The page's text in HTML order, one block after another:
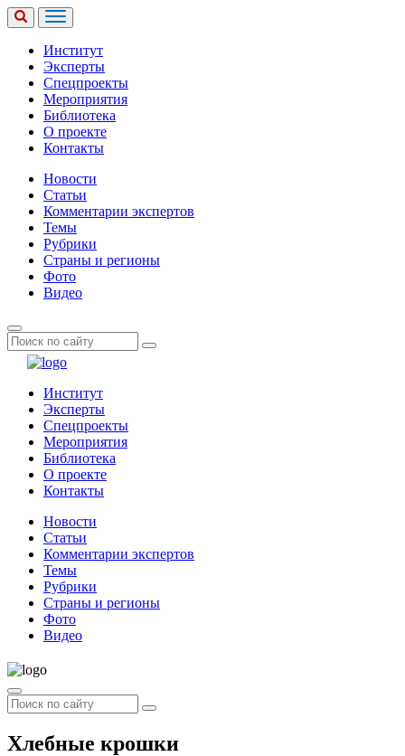
Институт
Эксперты
Спецпроекты
Мероприятия
Библиотека
О проекте
Контакты
Новости
Статьи
Комментарии экспертов
Темы
Рубрики
Страны и регионы
Фото
Видео
Институт
Эксперты
Спецпроекты
Мероприятия
Библиотека
О проекте
Контакты
Новости
Статьи
Комментарии экспертов
Темы
Рубрики
Страны и регионы
Фото
Видео
Хлебные крошки